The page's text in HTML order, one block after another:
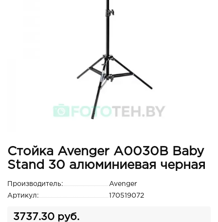
Стойка Avenger A0030B Baby
Stand 30 алюминиевая черная
Производитель:
Avenger
Артикул:
170519072
3737.30 руб.